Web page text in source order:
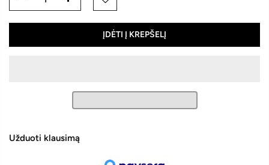
ĮDĖTI Į KREPŠELĮ
Užduoti klausimą